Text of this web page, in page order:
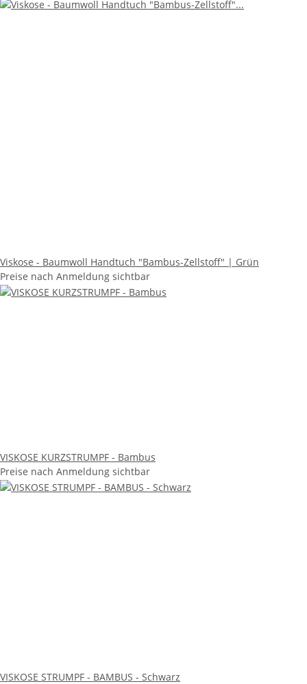
Viskose - Baumwoll Handtuch "Bambus-Zellstoff" | Grün
Preise nach Anmeldung sichtbar
VISKOSE KURZSTRUMPF - Bambus
Preise nach Anmeldung sichtbar
VISKOSE STRUMPF - BAMBUS - Schwarz